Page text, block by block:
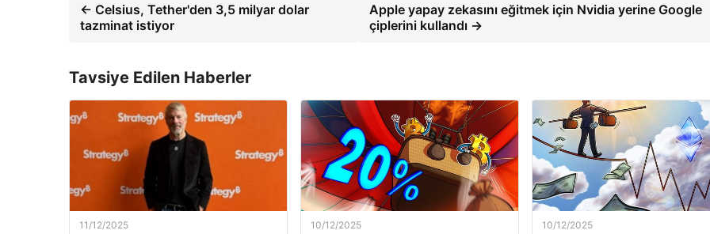
← Celsius, Tether'den 3,5 milyar dolar
tazminat istiyor
Apple yapay zekasını eğitmek için Nvidia yerine Google
çiplerini kullandı →
Tavsiye Edilen Haberler
11/12/2025 10/12/2025 10/12/2025